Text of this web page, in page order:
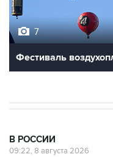
7
Фестиваль
В РОССИИ
09:22, 8 августа 2026